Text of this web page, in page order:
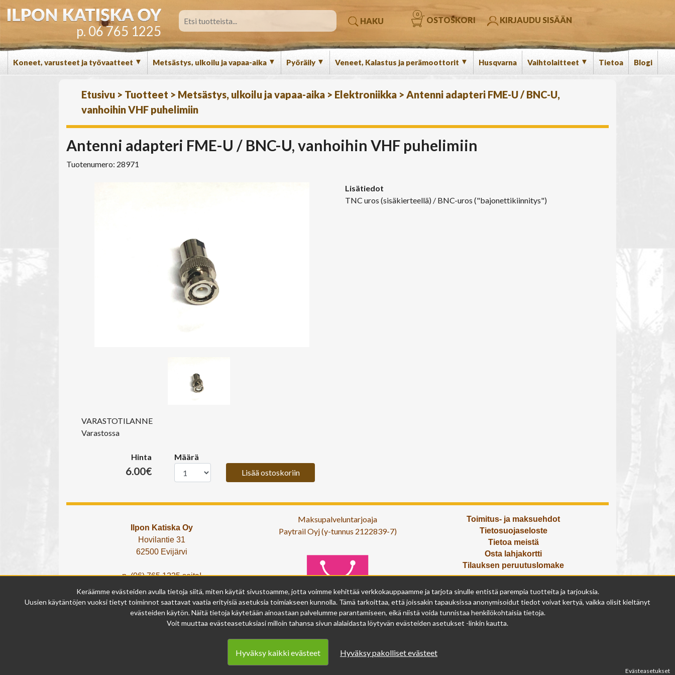
p. 06 765 1225
HAKU OSTOSKORI
0
KIRJAUDU SISÄÄN
Koneet, varusteet ja työvaatteet ▼ Metsästys, ulkoilu ja vapaa-aika ▼ Pyöräily ▼ Veneet, Kalastus ja perämoottorit ▼ Husqvarna Vaihtolaitteet ▼ Tietoa Blogi
Etusivu > Tuotteet > Metsästys, ulkoilu ja vapaa-aika > Elektroniikka > Antenni adapteri FME-U / BNC-U,
vanhoihin VHF puhelimiin
Antenni adapteri FME-U / BNC-U, vanhoihin VHF puhelimiin
Tuotenumero: 28971
VARASTOTILANNE
Varastossa
Hinta
6.00€
Määrä
Lisää ostoskoriin
Lisätiedot
TNC uros (sisäkierteellä) / BNC-uros ("bajonettikiinnitys")
Ilpon Katiska Oy
Hovilantie 31
62500 Evijärvi
p. (06) 765 1225 soita!
tai lähetä What's App viesti!
info@ilponkatiska.fi
y-tunnus: 2404114-9
Maksupalveluntarjoaja
Paytrail Oyj (y-tunnus 2122839-7)
Toimitus- ja maksuehdot
Tietosuojaseloste
Tietoa meistä
Osta lahjakortti
Tilauksen peruutuslomake
Olemme avoinna
ma - pe 9 - 17
la 9 - 14
su suljettu
Keräämme evästeiden avulla tietoja siitä, miten käytät sivustoamme, jotta voimme kehittää verkkokauppaamme ja tarjota sinulle entistä parempia tuotteita ja tarjouksia.
Uusien käytäntöjen vuoksi tietyt toiminnot saattavat vaatia erityisiä asetuksia toimiakseen kunnolla. Tämä tarkoittaa, että joissakin tapauksissa anonymisoidut tiedot voivat kertyä, vaikka olisit kieltänyt
evästeiden käytön. Näitä tietoja käytetään ainoastaan palvelumme parantamiseen, eikä niistä voida tunnistaa henkilökohtaisia tietoja.
Voit muuttaa evästeasetuksiasi milloin tahansa sivun alalaidasta löytyvän evästeiden asetukset -linkin kautta.
Hyväksy kaikki evästeet Hyväksy pakolliset evästeet
Evästeasetukset